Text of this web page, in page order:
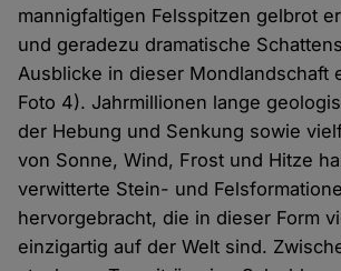
mannigfaltigen Felsspitzen gelbrot
und geradezu dramatische
Ausblicke in dieser Mondlandschaft
Foto 4). Jahrmillionen lange
der Hebung und Senkung sowie
von Sonne, Wind, Frost und Hitze
verwitterte Stein- und
hervorgebracht, die in dieser Form
einzigartig auf der Welt sind.